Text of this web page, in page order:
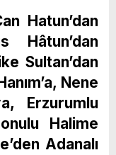
Hatun’dan
Hâtun’dan
Sultan’dan
Nene
Erzurumlu
Halime
Adanalı